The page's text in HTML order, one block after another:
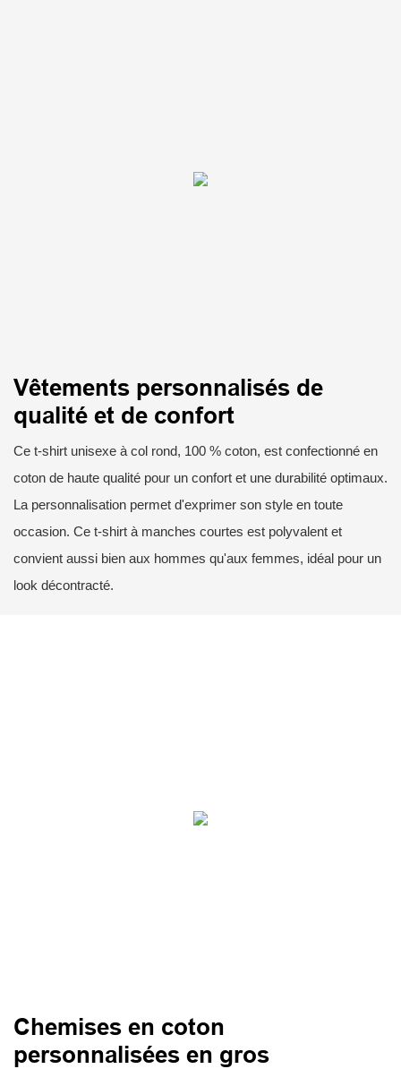
Vêtements personnalisés de
qualité et de confort
Ce t-shirt unisexe à col rond, 100 % coton, est confectionné en
coton de haute qualité pour un confort et une durabilité optimaux.
La personnalisation permet d'exprimer son style en toute
occasion. Ce t-shirt à manches courtes est polyvalent et
convient aussi bien aux hommes qu'aux femmes, idéal pour un
look décontracté.
Chemises en coton
personnalisées en gros